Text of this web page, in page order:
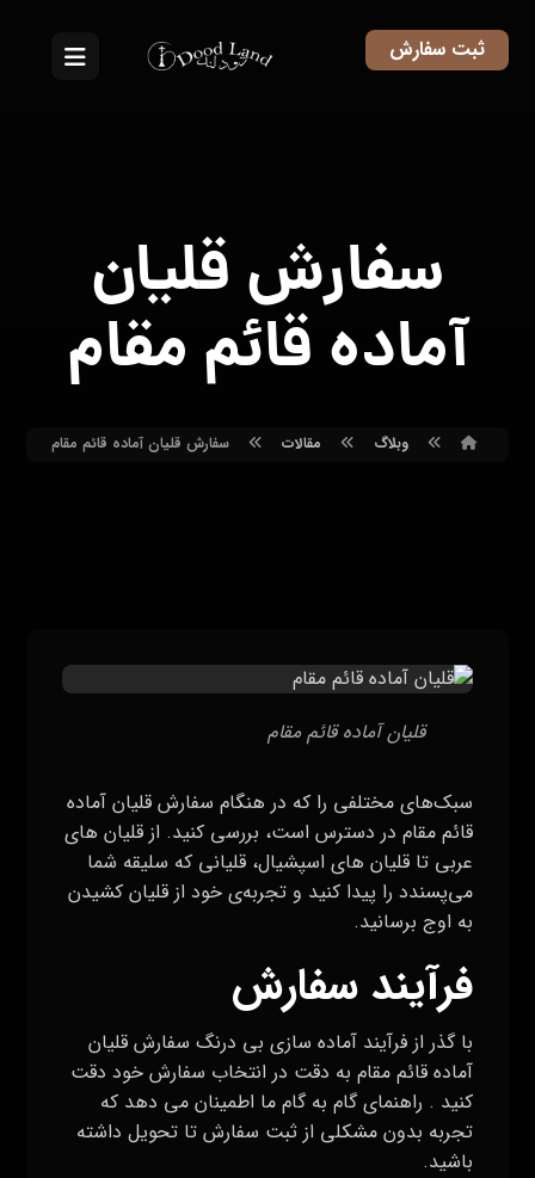
ثبت سفارش
سفارش قلیان
آماده قائم مقام
وبلاگ مقالات سفارش قلیان آماده قائم مقام
قلیان آماده قائم مقام
سبک‌های مختلفی را که در هنگام سفارش قلیان آماده
قائم مقام در دسترس است، بررسی کنید. از قلیان های
عربی تا قلیان های اسپشیال، قلیانی که سلیقه شما
می‌پسندد را پیدا کنید و تجربه‌ی خود از قلیان کشیدن
به اوج برسانید.
فرآیند سفارش
با گذر از فرآیند آماده سازی بی‌ درنگ سفارش قلیان
آماده قائم مقام به دقت در انتخاب سفارش خود دقت
کنید . راهنمای گام به گام ما اطمینان می‌ دهد که
تجربه بدون مشکلی از ثبت سفارش تا تحویل داشته
باشید.